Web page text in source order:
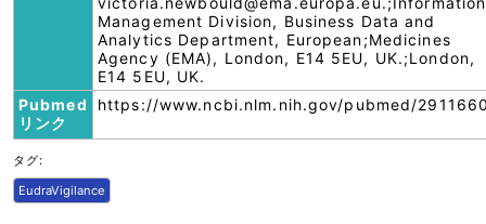
Management Division, Business Data and
Analytics Department, European;Medicines
Agency (EMA), London, E14 5EU, UK.;London,
E14 5EU, UK.
Pubmed
リンク
https://www.ncbi.nlm.nih.gov/pubmed/
タグ:
EudraVigilance